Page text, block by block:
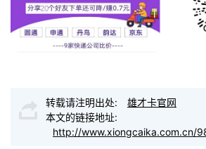
转载请注明出处:
雄才卡官网
本文的链接地址:
http://www.xiongcaika.com.cn/